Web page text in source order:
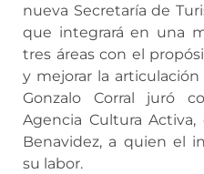
nueva Secretaría de
que integrará en una
tres áreas con el
y mejorar la
Gonzalo Corral juró
Agencia Cultura
Benavidez, a quien el
su labor.